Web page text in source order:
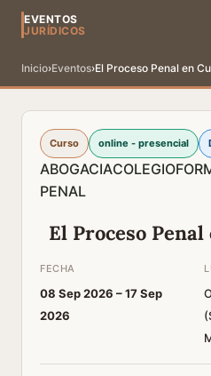
EVENTOS
JURÍDICOS
Inicio›Eventos›El Proceso Penal en
Curso online - presencial
ABOGACIACOLEGIO
PENAL
El Proceso
FECHA
08 Sep 2026 –17 Sep
2026